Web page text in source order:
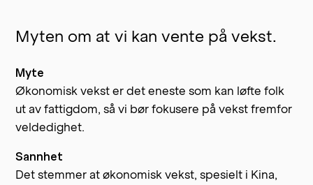
Myten om at vi kan vente på vekst.
Myte
Økonomisk vekst er det eneste som kan løfte folk
ut av fattigdom, så vi bør fokusere på vekst fremfor
veldedighet.
Sannhet
Det stemmer at økonomisk vekst, spesielt i Kina,